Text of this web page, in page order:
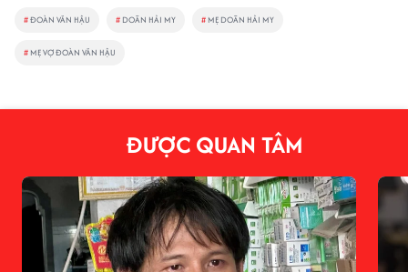
#ĐOÀN VĂN HẬU # DOÃN HẢI MY # MẸ DOÃN HẢI MY
# MẸ VỢ ĐOÀN VĂN HẬU
ĐƯỢC QUAN TÂM